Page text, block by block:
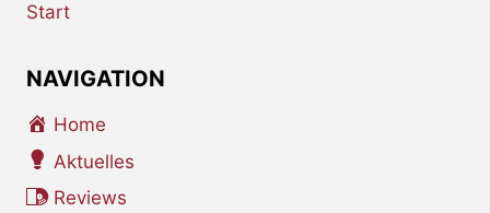
Start
NAVIGATION
Home
Aktuelles
Reviews